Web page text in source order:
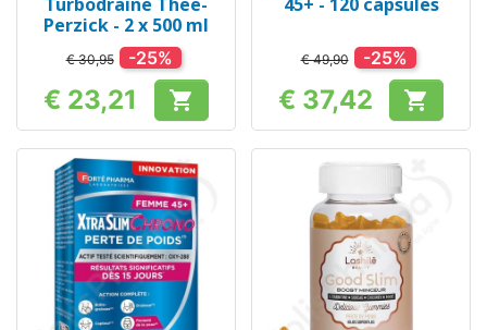
Perzick - 2 x 500 ml
€ 30,95 -25%
Prijs
€ 23,21 
€ 49,90 -25%
Prijs
€ 37,42 